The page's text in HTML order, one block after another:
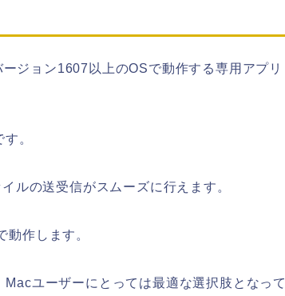
ジョン1607以上のOSで動作する専用アプリ
。
ルの送受信がスムーズに行えます。
作します。
ユーザーにとっては最適な選択肢となって